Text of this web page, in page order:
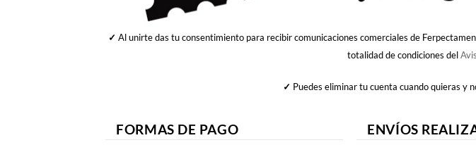
✓ Al unirte das tu consentimiento para recibir comunicaciones comerciales de
totalidad de condiciones del
✓ Puedes eliminar tu cuenta cuando quieras y
FORMAS DE PAGO ENVÍOS